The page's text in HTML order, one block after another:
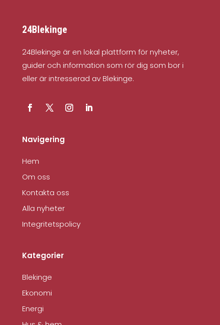
24Blekinge
24Blekinge är en lokal plattform för nyheter,
guider och information som rör dig som bor i
eller är intresserad av Blekinge.
Navigering
Hem
Om oss
Kontakta oss
Alla nyheter
Integritetspolicy
Kategorier
Blekinge
Ekonomi
Energi